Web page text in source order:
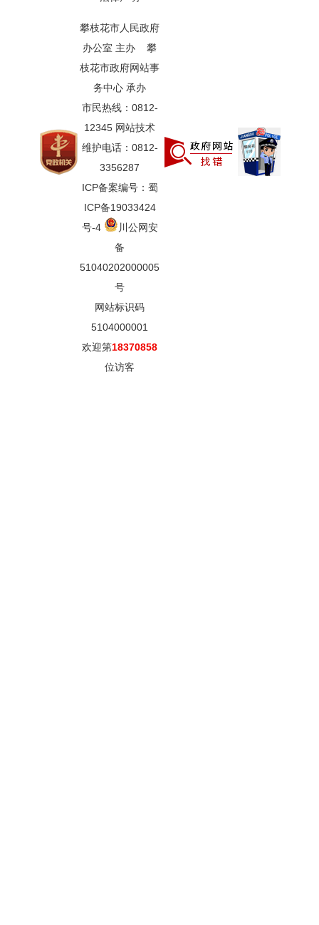
攀枝花市人民政府
办公室 主办 攀
枝花市政府网站事
务中心 承办
市民热线：0812-
12345 网站技术
维护电话：0812-
3356287
ICP备案编号：蜀
ICP备19033424
号-4
川公网安
备
51040202000005
号
网站标识码
5104000001
欢迎第18370858
位访客